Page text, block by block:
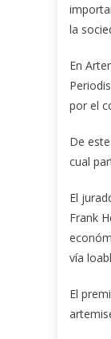
la
En
por el
De
cual
El
Frank
vía
El